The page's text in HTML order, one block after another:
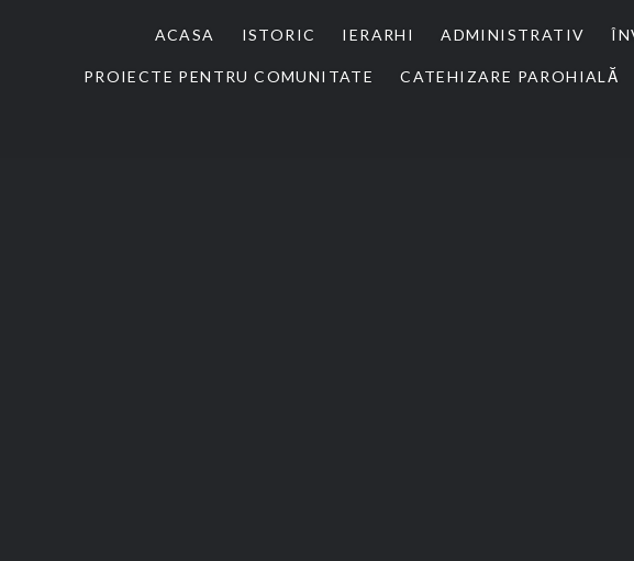
ACASA ISTORIC IERARHI ADMINISTRATIV
PROIECTE PENTRU COMUNITATE CATEHIZARE PAROHIALĂ